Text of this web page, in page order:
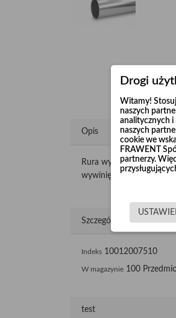
Opis
Rura wykonana jest z
wywinięcia, które
Szczegóły produktu
Indeks 10012007510
W magazynie 100
test
Drogi
Witamy!
naszych
analitycznych i
naszych
cookie we
FRAWENT
partnerzy.